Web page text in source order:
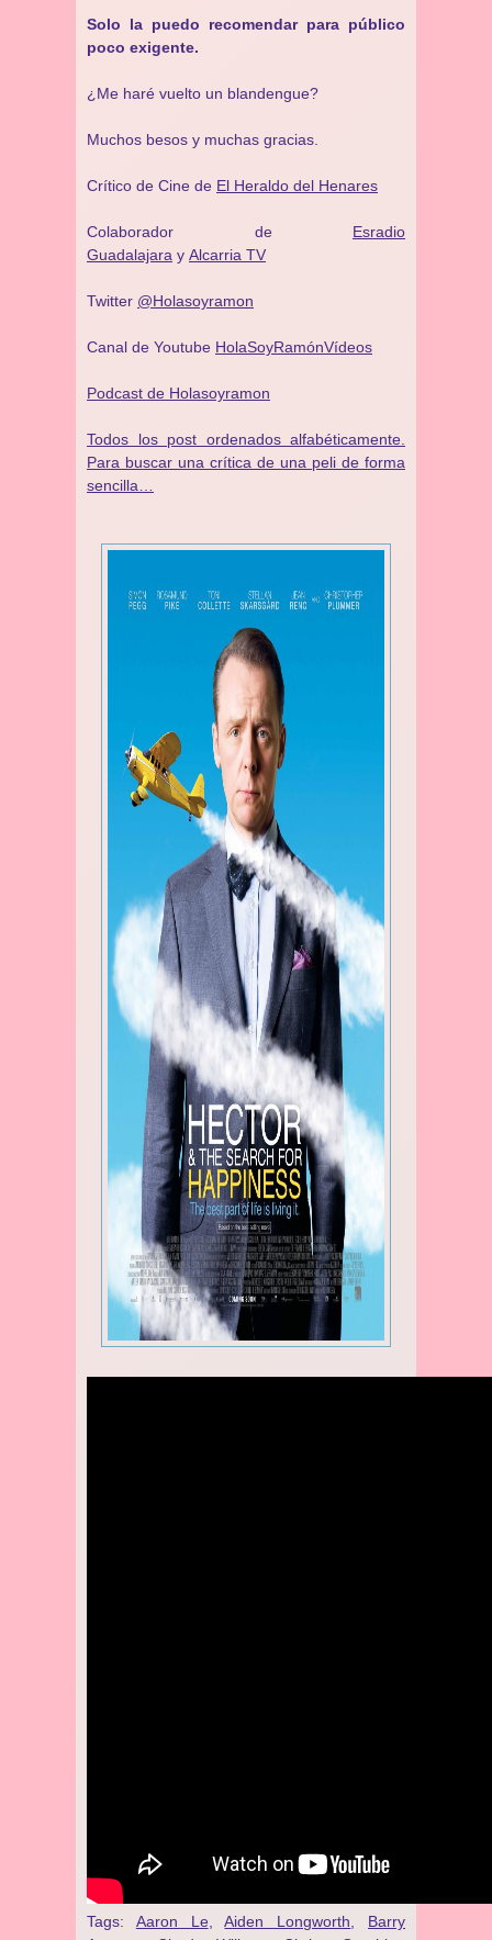
Solo la puedo recomendar para público
poco exigente.
¿Me haré vuelto un blandengue?
Muchos besos y muchas gracias.
Crítico de Cine de El Heraldo del Henares
Colaborador de Esradio
Guadalajara y Alcarria TV
Twitter @Holasoyramon
Canal de Youtube HolaSoyRamónVídeos
Podcast de Holasoyramon
Todos los post ordenados alfabéticamente.
Para buscar una crítica de una peli de forma
sencilla…
Tags: Aaron Le ,Aiden Longworth
Barry